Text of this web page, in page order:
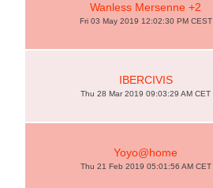
Wanless Mersenne +2
Fri 03 May 2019 12:02:30 PM CEST
IBERCIVIS
Thu 28 Mar 2019 09:03:29 AM CET
Yoyo@home
Thu 21 Feb 2019 05:01:56 AM CET